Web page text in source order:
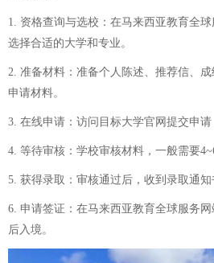
1. 资格查询与选校：在马来西亚教育全
选择合适的大学和专业。
2. 准备材料：准备个人陈述、推荐信、
申请材料。
3. 在线申请：访问目标大学官网提交申请
4. 等待审核：学校审核材料，一般需要
5. 获得录取：审核通过后，收到录取通知
6. 申请签证：在马来西亚教育全球服务
后入境。